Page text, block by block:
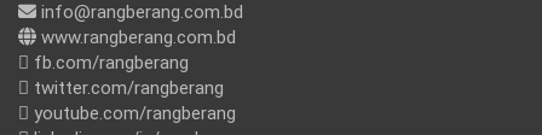
info@rangberang.com.bd
www.rangberang.com.bd
fb.com/rangberang
twitter.com/rangberang
youtube.com/rangberang